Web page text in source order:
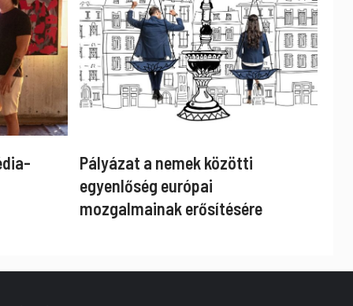
Pályázat a nemek közötti
egyenlőség európai
mozgalmainak erősítésére